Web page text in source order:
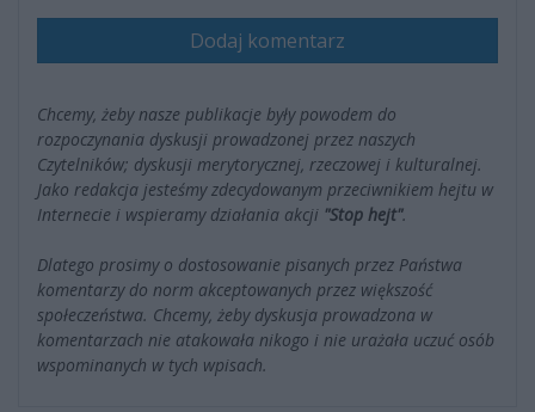
Dodaj komentarz
Chcemy, żeby nasze publikacje były powodem do
rozpoczynania dyskusji prowadzonej przez naszych
Czytelników; dyskusji merytorycznej, rzeczowej i kulturalnej.
Jako redakcja jesteśmy zdecydowanym przeciwnikiem hejtu w
Internecie i wspieramy działania akcji "Stop hejt".
Dlatego prosimy o dostosowanie pisanych przez Państwa
komentarzy do norm akceptowanych przez większość
społeczeństwa. Chcemy, żeby dyskusja prowadzona w
komentarzach nie atakowała nikogo i nie urażała uczuć osób
wspominanych w tych wpisach.